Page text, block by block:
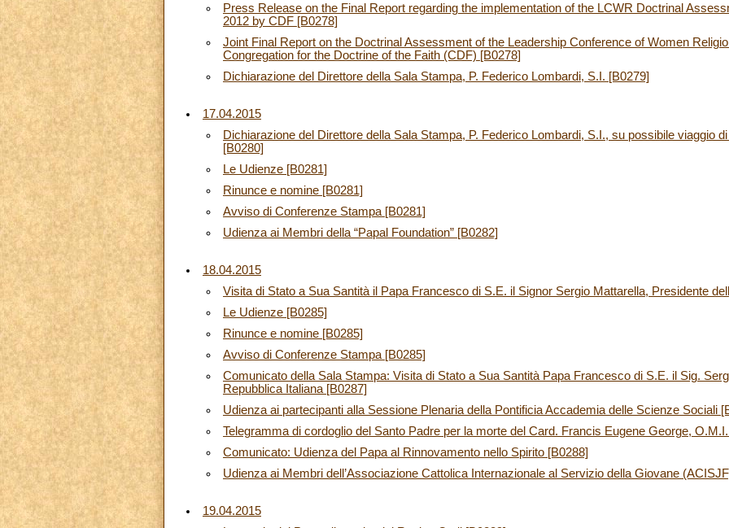
Press Release on the Final Report regarding the implementation of the LCWR Doctrinal
2012 by CDF [B0278]
Joint Final Report on the Doctrinal Assessment of the Leadership Conference of Women
Congregation for the Doctrine of the Faith (CDF) [B0278]
Dichiarazione del Direttore della Sala Stampa, P. Federico Lombardi, S.I. [B0279]
17.04.2015
Dichiarazione del Direttore della Sala Stampa, P. Federico Lombardi, S.I., su possibile viaggio
[B0280]
Le Udienze [B0281]
Rinunce e nomine [B0281]
Avviso di Conferenze Stampa [B0281]
Udienza ai Membri della “Papal Foundation” [B0282]
18.04.2015
Visita di Stato a Sua Santità il Papa Francesco di S.E. il Signor Sergio Mattarella, Presidente
Le Udienze [B0285]
Rinunce e nomine [B0285]
Avviso di Conferenze Stampa [B0285]
Comunicato della Sala Stampa: Visita di Stato a Sua Santità Papa Francesco di S.E. il Sig.
Repubblica Italiana [B0287]
Udienza ai partecipanti alla Sessione Plenaria della Pontificia Accademia delle Scienze Sociali
Telegramma di cordoglio del Santo Padre per la morte del Card. Francis Eugene George,
Comunicato: Udienza del Papa al Rinnovamento nello Spirito [B0288]
Udienza ai Membri dell’Associazione Cattolica Internazionale al Servizio della Giovane
19.04.2015